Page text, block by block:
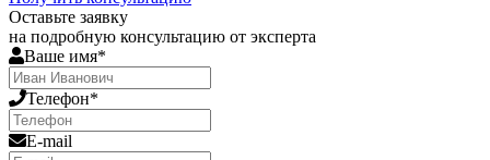
Оставьте заявку
на подробную консультацию от эксперта
Ваше имя*
Телефон*
E-mail